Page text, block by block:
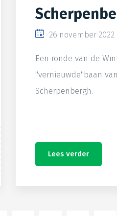
26 november 2022
Een ronde van de
"vernieuwde"baan
Scherpenbergh.
Lees verder